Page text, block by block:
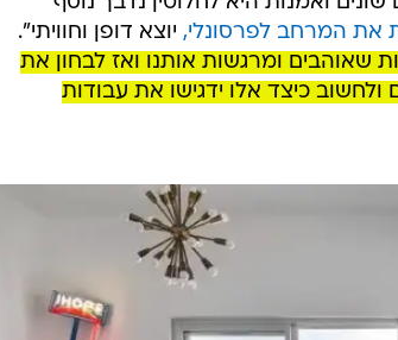
את המרחב לפרסונלי, יוצא דופן וחוויתי".
שאוהבים ומרגשות אותנו ואז לבחון את
כיצד אלו ידגישו את עבודות